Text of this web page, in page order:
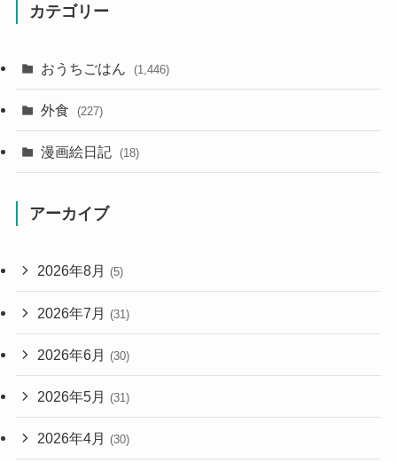
カテゴリー
おうちごはん (1,446)
外食 (227)
漫画絵日記 (18)
アーカイブ
2026年8月 (5)
2026年7月 (31)
2026年6月 (30)
2026年5月 (31)
2026年4月 (30)